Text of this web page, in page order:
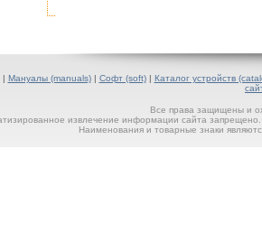
| Мануалы (manuals)| Софт (soft)|
Каталог устройств
Все права защищены и
извлечение информации сайта
Наименования и товарные знаки